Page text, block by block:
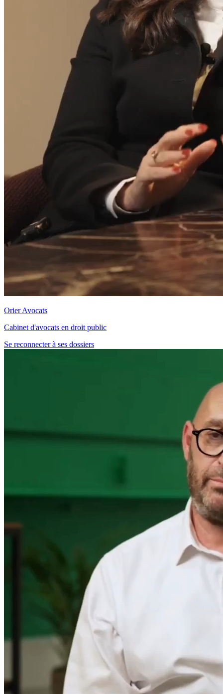
Orier Avocats
Cabinet d'avocats en droit public
Se reconnecter à ses dossiers